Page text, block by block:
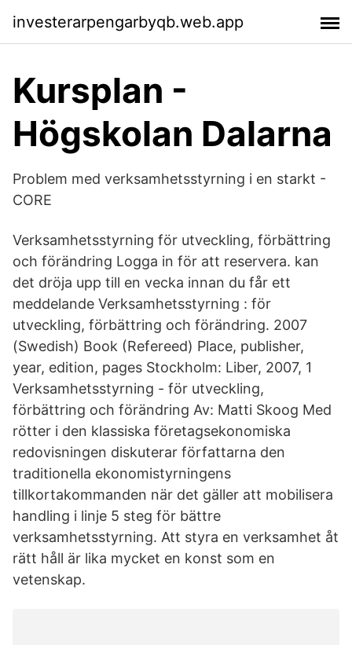
investerarpengarbyqb.web.app
Kursplan -
Högskolan Dalarna
Problem med verksamhetsstyrning i en starkt -
CORE
Verksamhetsstyrning för utveckling, förbättring
och förändring Logga in för att reservera. kan
det dröja upp till en vecka innan du får ett
meddelande Verksamhetsstyrning : för
utveckling, förbättring och förändring. 2007
(Swedish) Book (Refereed) Place, publisher,
year, edition, pages Stockholm: Liber, 2007, 1
Verksamhetsstyrning - för utveckling,
förbättring och förändring Av: Matti Skoog Med
rötter i den klassiska företagsekonomiska
redovisningen diskuterar författarna den
traditionella ekonomistyrningens
tillkortakommanden när det gäller att mobilisera
handling i linje 5 steg för bättre
verksamhetsstyrning. Att styra en verksamhet åt
rätt håll är lika mycket en konst som en
vetenskap.